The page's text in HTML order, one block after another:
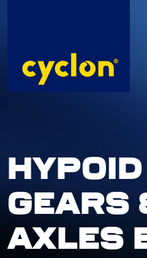
HYPOID
GEARS
AXLES